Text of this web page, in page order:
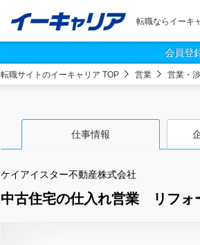
転職ならイーキ
会員登
転職サイトのイーキャリア TOP 営業 営業・
仕事情報
ケイアイスター不動産株式会社
中古住宅の仕入れ営業 リフォ